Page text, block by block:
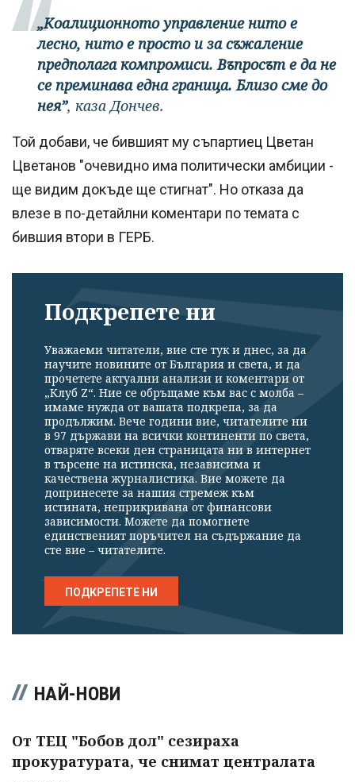
„Коалиционното управление нито е
лесно, нито е просто и за съжаление
предполага компромиси. Въпросът е да не
се преминава една граница. Близо сме до
нея”, каза Дончев.
Той добави, че бившият му съпартиец Цветан
Цветанов "очевидно има политически амбиции -
ще видим докъде ще стигнат". Но отказа да
влезе в по-детайлни коментари по темата с
бившия втори в ГЕРБ.
Подкрепете ни
Уважаеми читатели, вие сте тук и днес, за да
научите новините от България и света, и да
прочетете актуални анализи и коментари от
„Клуб Z“. Ние се обръщаме към вас с молба –
имаме нужда от вашата подкрепа, за да
продължим. Вече години вие, читателите ни
в 97 държави на всички континенти по света,
отваряте всеки ден страницата ни в интернет
в търсене на истинска, независима и
качествена журналистика. Вие можете да
допринесете за нашия стремеж към
истината, неприкривана от финансови
зависимости. Можете да помогнете
единственият поръчител на съдържание да
сте вие – читателите.
ПОДКРЕПЕТЕ НИ
НАЙ-НОВИ
От ТЕЦ "Бобов дол" сезираха
прокуратурата, че снимат централата